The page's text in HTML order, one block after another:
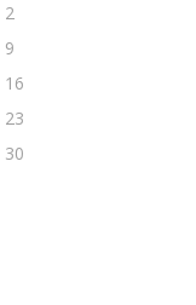
2
9
16
23
30